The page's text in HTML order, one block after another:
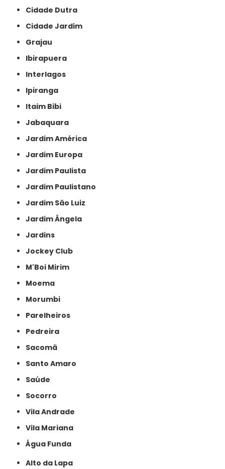
Cidade Dutra
Cidade Jardim
Grajau
Ibirapuera
Interlagos
Ipiranga
Itaim Bibi
Jabaquara
Jardim América
Jardim Europa
Jardim Paulista
Jardim Paulistano
Jardim São Luiz
Jardim Ângela
Jardins
Jockey Club
M'Boi Mirim
Moema
Morumbi
Parelheiros
Pedreira
Sacomã
Santo Amaro
Saúde
Socorro
Vila Andrade
Vila Mariana
Água Funda
Alto da Lapa